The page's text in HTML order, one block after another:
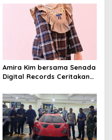
Kembali Marak di Batam
Amira Kim bersama Senada
Digital Records Ceritakan